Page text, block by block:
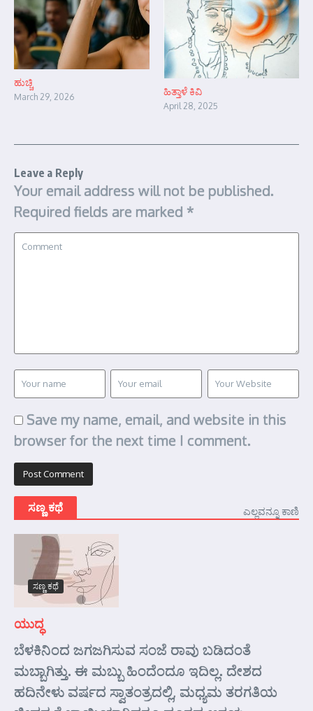
ಹುಚ್ಚಿ
March 29, 2026 ಹಿತ್ತಾಳೆ ಕಿವಿ
April 28, 2025
Leave a Reply
Your email address will not be published.
Required fields are marked *
Save my name, email, and website in this
browser for the next time I comment.
ಸಣ್ಣ ಕಥೆ ಎಲ್ಲವನ್ನೂ ಕಾಣಿ
ಸಣ್ಣ ಕಥೆ
ಯುದ್ಧ
ಬೆಳಕಿನಿಂದ ಜಗಜಗಿಸುವ ಸಂಜೆ ರಾವು ಬಡಿದಂತೆ
ಮಬ್ಬಾಗಿತ್ತು. ಈ ಮಬ್ಬು ಹಿಂದೆಂದೂ ಇದಿಲ್ಲ. ದೇಶದ
ಹದಿನೇಳು ವರ್ಷದ ಸ್ವಾತಂತ್ರದಲ್ಲಿ, ಮಧ್ಯಮ ತರಗತಿಯ